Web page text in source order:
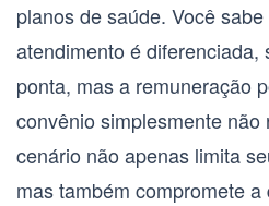
planos de saúde. Você
atendimento é diferenciada,
ponta, mas a remuneração
convênio simplesmente
cenário não apenas limita
mas também compromete